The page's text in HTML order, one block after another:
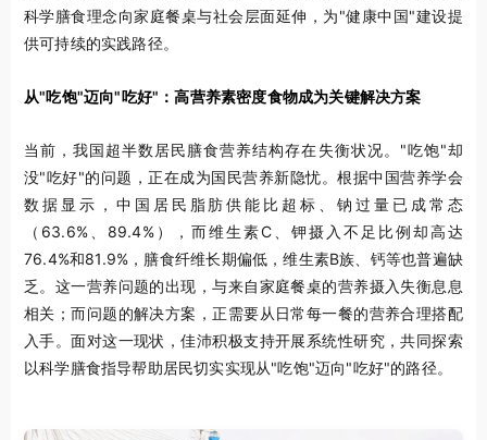
科学膳食理念向家庭餐桌与社会层面延伸，为"健康中国"建设提
供可持续的实践路径。
从"吃饱"迈向"吃好"：高营养素密度食物成为关键解决方案
当前，我国超半数居民膳食营养结构存在失衡状况。"吃饱"却
没"吃好"的问题，正在成为国民营养新隐忧。根据中国营养学会
数据显示，中国居民脂肪供能比超标、钠过量已成常态
（63.6%、89.4%），而维生素C、钾摄入不足比例却高达
76.4%和81.9%，膳食纤维长期偏低，维生素B族、钙等也普遍缺
乏。这一营养问题的出现，与来自家庭餐桌的营养摄入失衡息息
相关；而问题的解决方案，正需要从日常每一餐的营养合理搭配
入手。面对这一现状，佳沛积极支持开展系统性研究，共同探索
以科学膳食指导帮助居民切实实现从"吃饱"迈向"吃好"的路径。